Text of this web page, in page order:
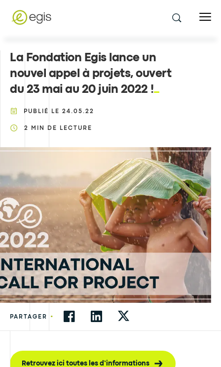
La Fondation Egis lance un
nouvel appel à projets, ouvert
du 23 mai au 20 juin 2022 !
PUBLIÉ LE 24.05.22
2 MIN DE LECTURE
PARTAGER •
Retrouvez ici toutes les d’informations